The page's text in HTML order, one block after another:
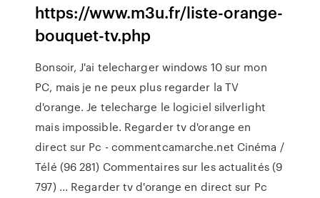
https://www.m3u.fr/liste-orange-
bouquet-tv.php
Bonsoir, J'ai telecharger windows 10 sur mon
PC, mais je ne peux plus regarder la TV
d'orange. Je telecharge le logiciel silverlight
mais impossible. Regarder tv d'orange en
direct sur Pc - commentcamarche.net Cinéma /
Télé (96 281) Commentaires sur les actualités (9
797) ... Regarder tv d'orange en direct sur Pc